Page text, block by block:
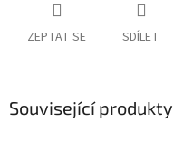
ZEPTAT SE SDÍLET
Související produkty